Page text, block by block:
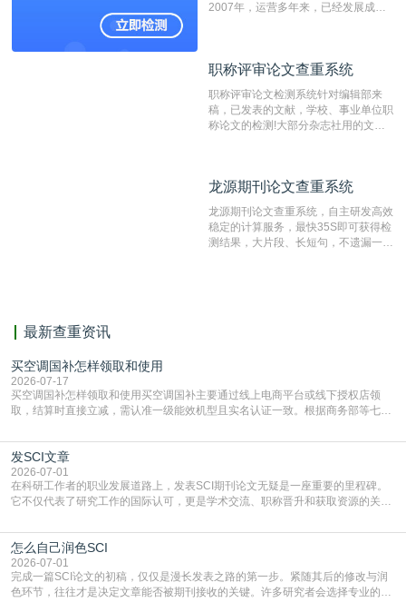
2007年，运营多年来，已经发展成为
检测速度快、精度高，市场反映良好。
职称评审论文查重系统
职称评审论文检测系统针对编辑部来
稿，已发表的文献，学校、事业单位职
称论文的检测!大部分杂志社用的文献
编辑部检测来稿和已发表的文献,检测
测时注意填写第一作者,才能排除已发
表文献复制比。（限制字符数1万）
龙源期刊论文查重系统
龙源期刊论文查重系统，自主研发高效
稳定的计算服务，最快35S即可获得检
测结果，大片段、长短句，不遗漏一处
最新查重资讯
买空调国补怎样领取和使用
2026-07-17
买空调国补怎样领取和使用买空调国补主要通过线上电商平台或线下授权店领
取，结算时直接立减‌，需认准一级能效机型且实名认证一致。根据商务部等七部
能领到补贴首选‌京东APP‌搜索专属口令(如【家电补贴1637】、【国补立省
4949】等，口令会随活动更新，以页面显示为准)进入补贴专场。淘宝/天猫也可
复制粘贴【8$FKFGgJq
发SCI文章
2026-07-01
在科研工作者的职业发展道路上，发表SCI期刊论文无疑是一座重要的里程碑。
它不仅代表了研究工作的国际认可，更是学术交流、职称晋升和获取资源的关键
战与困惑。从选题立意到投稿回应，每一步都需要精心的策略与扎实的工作。本
篇AEIC学术交流中心小编就为大家介绍“发SCI文章”。一、精准定位是成功的第
一步发表SCI文章，首要解决的问题是“投
怎么自己润色SCI
2026-07-01
完成一篇SCI论文的初稿，仅仅是漫长发表之路的第一步。紧随其后的修改与润
色环节，往往才是决定文章能否被期刊接收的关键。许多研究者会选择专业的语